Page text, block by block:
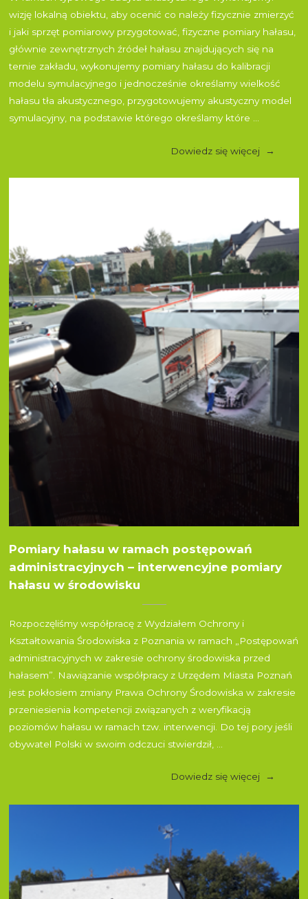
wizję lokalną obiektu, aby ocenić co należy fizycznie zmierzyć
i jaki sprzęt pomiarowy przygotować, fizyczne pomiary hałasu,
głównie zewnętrznych źródeł hałasu znajdujących się na
ternie zakładu, wykonujemy pomiary hałasu do kalibracji
modelu symulacyjnego i jednocześnie określamy wielkość
hałasu tła akustycznego, przygotowujemy akustyczny model
symulacyjny, na podstawie którego określamy które ...
Dowiedz się więcej
Pomiary hałasu w ramach postępowań
administracyjnych – interwencyjne pomiary
hałasu w środowisku
Rozpoczęliśmy współpracę z Wydziałem Ochrony i
Kształtowania Środowiska z Poznania w ramach „Postępowań
administracyjnych w zakresie ochrony środowiska przed
hałasem”. Nawiązanie współpracy z Urzędem Miasta Poznań
jest pokłosiem zmiany Prawa Ochrony Środowiska w zakresie
przeniesienia kompetencji związanych z weryfikacją
poziomów hałasu w ramach tzw. interwencji. Do tej pory jeśli
obywatel Polski w swoim odczuci stwierdził, ...
Dowiedz się więcej